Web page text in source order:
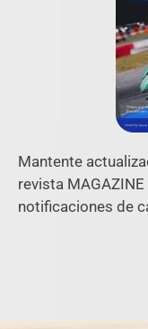
Mantente
revista
notificaciones de